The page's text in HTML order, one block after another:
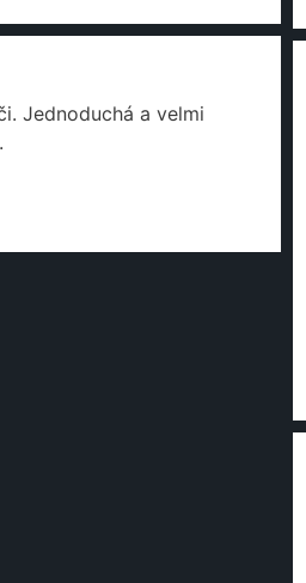
Jednoduchá a velmi